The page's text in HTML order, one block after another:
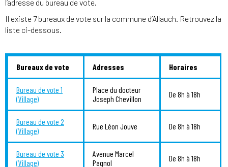
l’adresse du bureau de vote.
Il existe 7 bureaux de vote sur la commune d’Allauch. Retrouvez la
liste ci-dessous.
Bureaux de vote Adresses Horaires
Bureau de vote 1
(Village)
Place du docteur
Joseph Chevillon
De 8h à 18h
Bureau de vote 2
(Village)
Rue Léon Jouve De 8h à 18h
Bureau de vote 3
(Village)
Avenue Marcel
Pagnol
De 8h à 18h